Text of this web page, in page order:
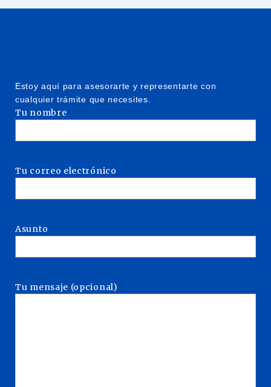
Estoy aquí para asesorarte y representarte con
cualquier trámite que necesites.
Tu nombre
Tu correo electrónico
Asunto
Tu mensaje (opcional)